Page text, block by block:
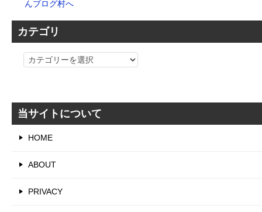
カテゴリ
カ
リ
当サイトについて
HOME
ABOUT
PRIVACY